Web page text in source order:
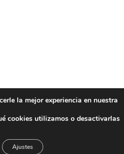
la mejor experiencia en nuestra
cookies utilizamos o desactivarlas
Ajustes